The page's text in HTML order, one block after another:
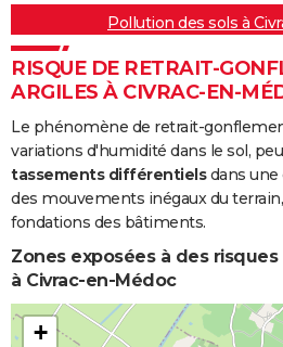
Pollution des sols à
RISQUE DE RETRAIT-
ARGILES À CIVRAC-EN-
Le phénomène de retrait-
variations d'humidité dans le sol,
tassements différentielsdans une
des mouvements inégaux du
fondations des bâtiments.
Zones exposées à des
à Civrac-en-Médoc
+